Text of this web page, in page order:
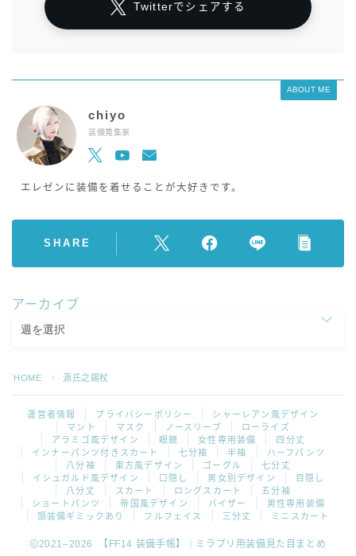
Twitterでシェアする
ABOUT ME
chiyo
装備蒐集家
エレゼンに装備を着せることが大好きです。
SHARE
アーカイブ
HOME ＞ 源氏之錫杖
運営者情報 プライバシーポリシー
シャーレアン風デザイン
マント
マスク ノースリーブ
ローライズ
アラミゴ風デザイン
眼鏡 女性専用装備
四分丈
インナーパンツ付きスカート
七分袖 半袖
ハーフパンツ
八分袖
東方風デザイン ゴーグル
七分丈
イシュガルド風デザイン
口隠し 男女別デザイン
目隠し
八分丈
スカート ロングスカート
五分袖
ショートパンツ
帝国風デザイン バイザー
男性専用装備
頭装備ギミックあり
フルフェイス 三分丈 ミニスカート
2021–2026 【FF14 装備手帳】｜ミラプリ用装備見た目まとめ